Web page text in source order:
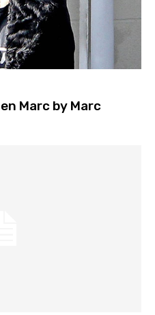
Marc by Marc